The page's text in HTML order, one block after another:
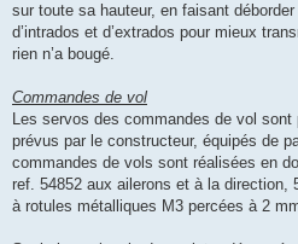
sur toute sa hauteur, en faisant
d’intrados et d’extrados pour mieux
rien n’a bougé.
Commandes de vol
Les servos des commandes de vol
prévus par le constructeur, équipés de
commandes de vols sont réalisées en
ref. 54852 aux ailerons et à la direction,
à rotules métalliques M3 percées à 2